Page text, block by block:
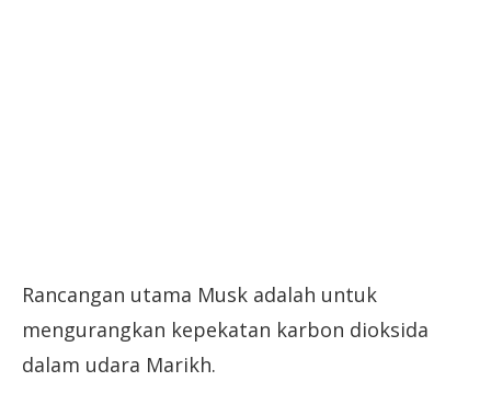
Rancangan utama Musk adalah untuk
mengurangkan kepekatan karbon dioksida
dalam udara Marikh.